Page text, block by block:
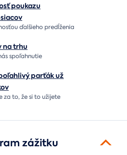
poukazu
ďalšieho predĺženia
natrhu
spoľahnutie
parťák už
za to,že si to užijete
zážitku